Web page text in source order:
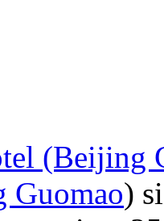
(Beijing
Guomao)